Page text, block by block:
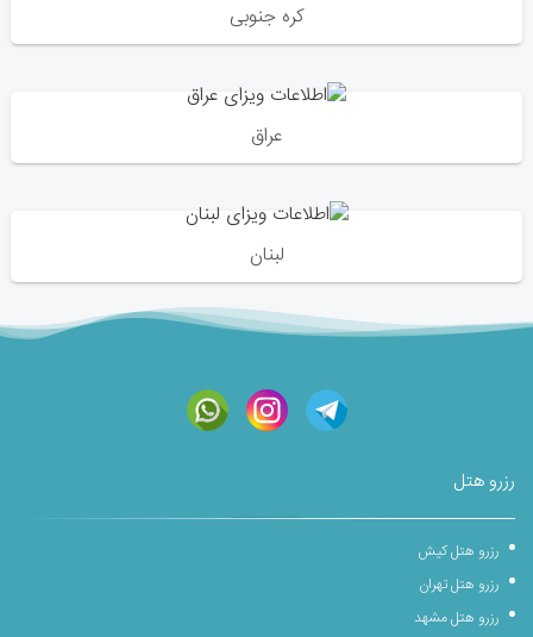
کره جنوبی
عراق
لبنان
رزرو هتل
رزرو هتل کیش
رزرو هتل تهران
رزرو هتل مشهد